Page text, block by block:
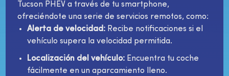
Tucson PHEV a través de tu smartphone,
ofreciéndote una serie de servicios remotos, como:
Alerta de velocidad:Recibe notificaciones si el
vehículo supera la velocidad permitida.
Localización del vehículo:Encuentra tu coche
fácilmente en un aparcamiento lleno.